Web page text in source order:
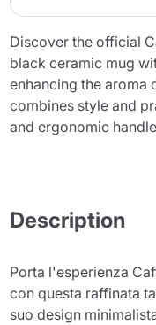
Discover the official
black ceramic mug
enhancing the aroma
combines style and
and ergonomic
Description
Porta l'esperienza
con questa raffinata
suo design